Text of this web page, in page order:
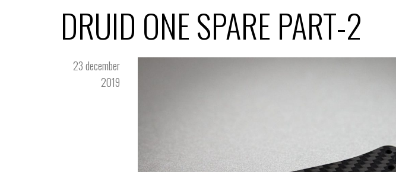
DRUID ONE SPARE PART-2
23 december
2019